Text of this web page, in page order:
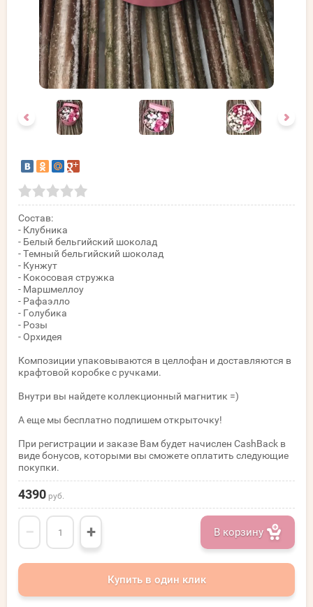
Состав:
- Клубника
- Белый бельгийский шоколад
- Темный бельгийский шоколад
- Кунжут
- Кокосовая стружка
- Маршмеллоу
- Рафаэлло
- Голубика
- Розы
- Орхидея
Композиции упаковываются в целлофан и доставляются в
крафтовой коробке с ручками.
Внутри вы найдете коллекционный магнитик =)
А еще мы бесплатно подпишем открыточку!
При регистрации и заказе Вам будет начислен CashBack в
виде бонусов, которыми вы сможете оплатить следующие
покупки.
4390 руб.
− + В корзину
Купить в один клик